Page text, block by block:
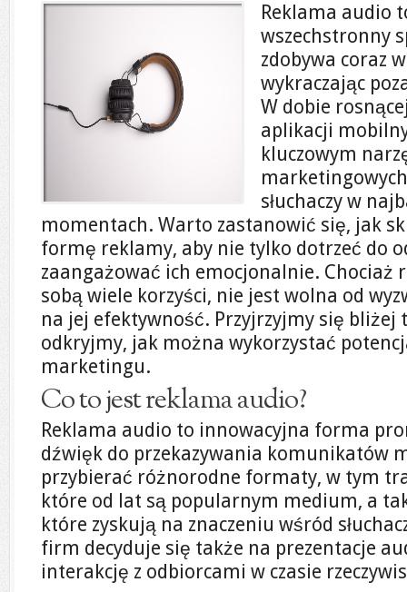
Reklama audio
wszechstronny
zdobywa coraz
wykraczając
W dobie
aplikacji
kluczowym
słuchaczy w
momentach. Warto zastanowić się, jak
formę reklamy, aby nie tylko dotrzeć do
zaangażować ich emocjonalnie. Chociaż
sobą wiele korzyści, nie jest wolna od
na jej efektywność. Przyjrzyjmy się
odkryjmy, jak można wykorzystać
marketingu.
Co to jest reklama audio?
Reklama audio to innowacyjna forma
dźwięk do przekazywania komunikatów
przybierać różnorodne formaty, w tym
które od lat są popularnym medium, a
które zyskują na znaczeniu wśród
firm decyduje się także na prezentacje
interakcję z odbiorcami w czasie